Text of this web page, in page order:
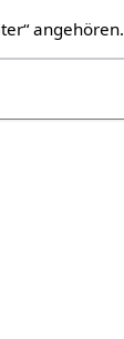
angehören.